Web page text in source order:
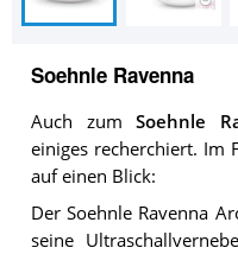
Soehnle Ravenna
Auch zumSoehnle
einiges recherchiert. Im
auf einen Blick:
Der Soehnle Ravenna
seine